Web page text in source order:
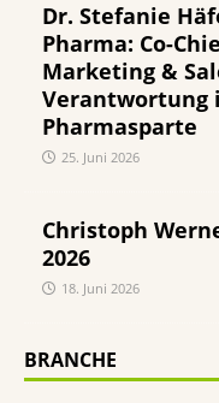
Dr. Stefanie
Pharma: Co-
Marketing &
Verantwortung
Pharmasparte
25. Juni 2026
Christoph
2026
18. Juni 2026
BRANCHE